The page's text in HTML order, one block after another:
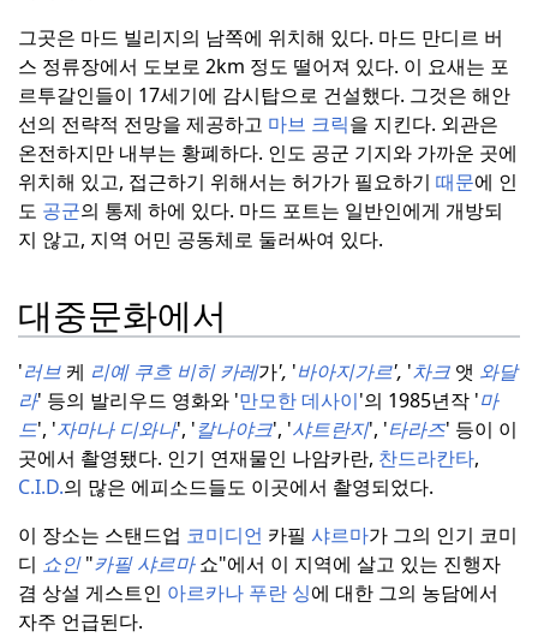
그곳은 마드 빌리지의 남쪽에 위치해 있다. 마드 만디르 버
스 정류장에서 도보로 2km 정도 떨어져 있다. 이 요새는 포
르투갈인들이 17세기에 감시탑으로 건설했다. 그것은 해안
선의 전략적 전망을 제공하고 마브 크릭을 지킨다. 외관은
온전하지만 내부는 황폐하다. 인도 공군 기지와 가까운 곳에
위치해 있고, 접근하기 위해서는 허가가 필요하기 때문에 인
도 공군의 통제 하에 있다. 마드 포트는 일반인에게 개방되
지 않고, 지역 어민 공동체로 둘러싸여 있다.
대중문화에서
'러브 케 리예 쿠흐 비히 카레가', '바아지가르', '차크 앳 와달
라' 등의 발리우드 영화와 '만모한 데사이'의 1985년작 '마
드', '자마나 디와나', '칼나야크', '샤트란지', '타라즈' 등이 이
곳에서 촬영됐다. 인기 연재물인 나암카란, 찬드라칸타,
C.I.D.의 많은 에피소드들도 이곳에서 촬영되었다.
이 장소는 스탠드업 코미디언 카필 샤르마가 그의 인기 코미
디 쇼인"카필 샤르마쇼"에서 이 지역에 살고 있는 진행자
겸 상설 게스트인 아르카나 푸란 싱에 대한 그의 농담에서
자주 언급된다.